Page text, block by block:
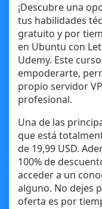
¡Descubre una
tus habilidades
gratuito y por
en Ubuntu con
Udemy. Este
empoderarte,
propio servidor
profesional.
Una de las
que está
de 19,99 USD.
100% de
acceder a un
alguno. No dejes
oferta es por